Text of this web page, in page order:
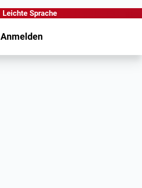
Leichte Sprache
Anmelden